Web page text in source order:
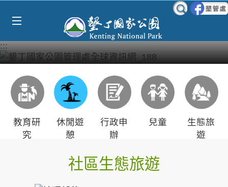
:::
教育研
究
休閒遊
憩
行政申
辦
兒童
生態旅
遊
社區生態旅遊